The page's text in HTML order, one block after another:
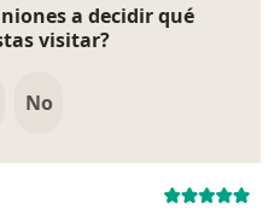
a decidir qué
visitar?
No